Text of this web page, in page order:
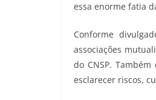
essa enorme fatia
Conforme
associações
do CNSP.
esclarecer riscos,